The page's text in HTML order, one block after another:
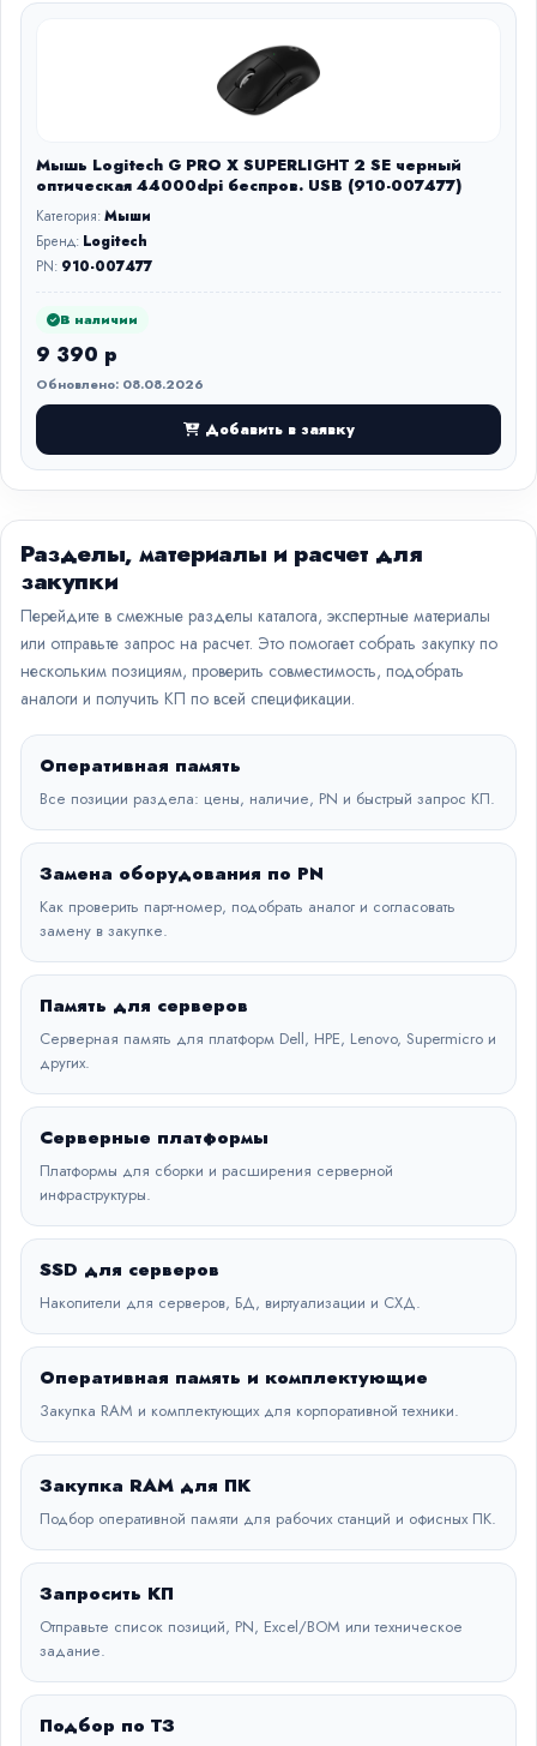
Мышь Logitech G PRO X SUPERLIGHT 2 SE черный
оптическая 44000dpi беспров. USB (910-007477)
Категория:Мыши
Бренд: Logitech
PN: 910-007477
В наличии
9 390 р
Обновлено: 08.08.2026
Добавить в заявку
Разделы, материалы и расчет для
закупки
Перейдите в смежные разделы каталога, экспертные материалы
или отправьте запрос на расчет. Это помогает собрать закупку по
нескольким позициям, проверить совместимость, подобрать
аналоги и получить КП по всей спецификации.
Оперативная память
Все позиции раздела: цены, наличие, PN и быстрый запрос КП.
Замена оборудования по PN
Как проверить парт-номер, подобрать аналог и согласовать
замену в закупке.
Память для серверов
Серверная память для платформ Dell, HPE, Lenovo, Supermicro и
других.
Серверные платформы
Платформы для сборки и расширения серверной
инфраструктуры.
SSD для серверов
Накопители для серверов, БД, виртуализации и СХД.
Оперативная память и комплектующие
Закупка RAM и комплектующих для корпоративной техники.
Закупка RAM для ПК
Подбор оперативной памяти для рабочих станций и офисных ПК.
Запросить КП
Отправьте список позиций, PN, Excel/BOM или техническое
задание.
Подбор по ТЗ